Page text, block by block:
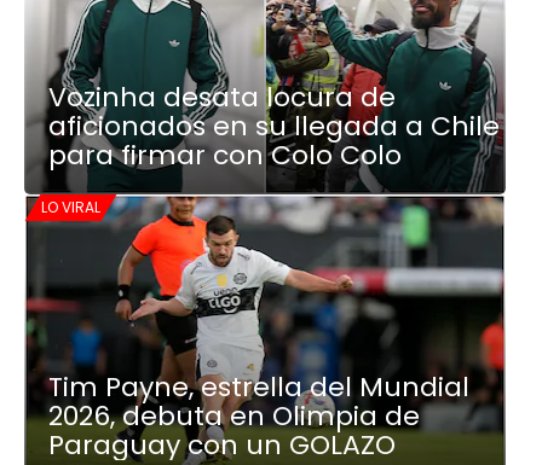
Vozinha desata locura de
aficionados en su llegada a Chile
para firmar con Colo Colo
LO VIRAL
Tim Payne, estrella del Mundial
2026, debuta en Olimpia de
Paraguay con un GOLAZO